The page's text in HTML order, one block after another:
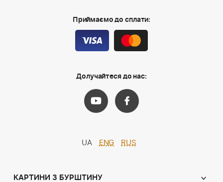
Приймаємо до сплати:
Долучайтеся до нас:
UA ENG RUS
КАРТИНИ З БУРШТИНУ